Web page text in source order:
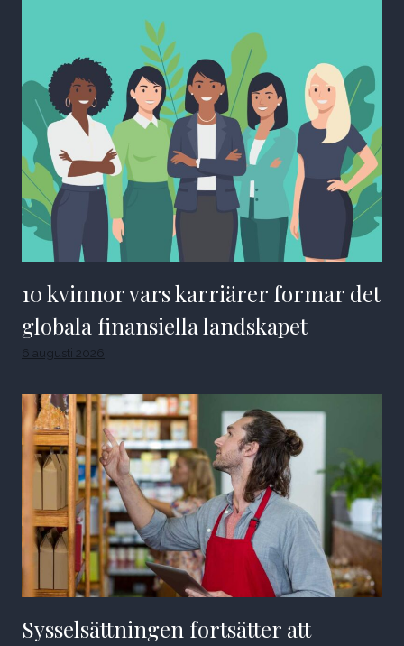
10 kvinnor vars karriärer formar det
globala finansiella landskapet
6 augusti 2026
Sysselsättningen fortsätter att